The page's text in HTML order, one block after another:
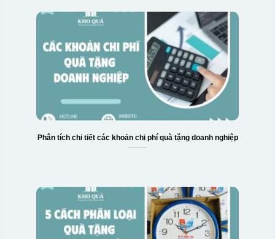
Phân tích chi tiết các khoản chi phí quà tặng doanh nghiệp